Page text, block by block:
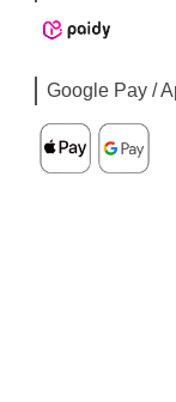
Google Pay /